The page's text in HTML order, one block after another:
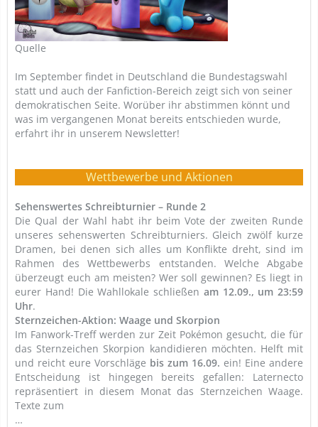
Quelle
Im September findet in Deutschland die Bundestagswahl
statt und auch der Fanfiction-Bereich zeigt sich von seiner
demokratischen Seite. Worüber ihr abstimmen könnt und
was im vergangenen Monat bereits entschieden wurde,
erfahrt ihr in unserem Newsletter!
Wettbewerbe und Aktionen
Sehenswertes Schreibturnier – Runde 2
Die Qual der Wahl habt ihr beim Vote der zweiten Runde
unseres sehenswerten Schreibturniers. Gleich zwölf kurze
Dramen, bei denen sich alles um Konflikte dreht, sind im
Rahmen des Wettbewerbs entstanden. Welche Abgabe
überzeugt euch am meisten? Wer soll gewinnen? Es liegt in
eurer Hand! Die Wahllokale schließen am 12.09., um 23:59
Uhr.
Sternzeichen-Aktion: Waage und Skorpion
Im Fanwork-Treff werden zur Zeit Pokémon gesucht, die für
das Sternzeichen Skorpion kandidieren möchten. Helft mit
und reicht eure Vorschläge bis zum 16.09. ein! Eine andere
Entscheidung ist hingegen bereits gefallen: Laternecto
repräsentiert in diesem Monat das Sternzeichen Waage.
Texte zum
…